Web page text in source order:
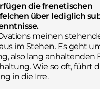
die frenetischen
über lediglich
meinen
im Stehen. Es geht
also lang anhaltenden
Wie so oft, führt
in die Irre.